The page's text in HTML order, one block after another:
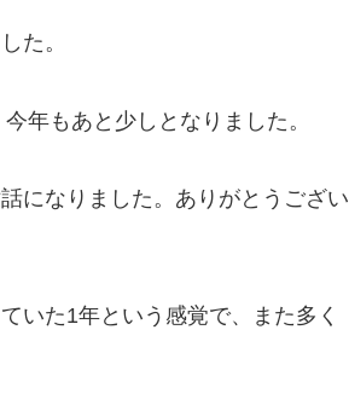
た。
年もあと少しとなりました。
になりました。ありがとうござい
いた1年という感覚で、また多く